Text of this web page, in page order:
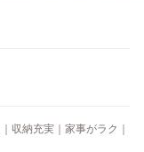
収納充実｜家事がラク｜